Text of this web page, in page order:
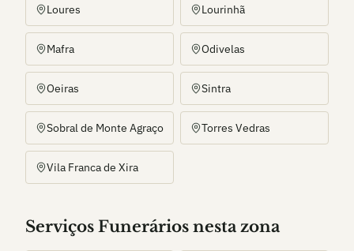
Loures Lourinhã
Mafra Odivelas
Oeiras Sintra
Sobral de Monte Agraço Torres Vedras
Vila Franca de Xira
Serviços Funerários nesta zona